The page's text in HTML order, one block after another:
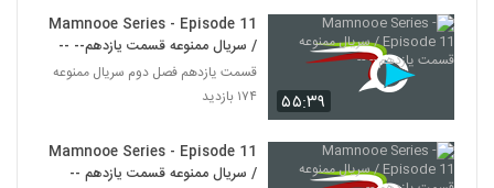
۵۵:۳۹
Mamnooe Series - Episode 11
/ سریال ممنوعه قسمت یازدهم-- --
قسمت یازدهم فصل دوم سریال ممنوعه
۱۷۴ بازدید
Mamnooe Series - Episode 11
/ سریال ممنوعه قسمت یازدهم --